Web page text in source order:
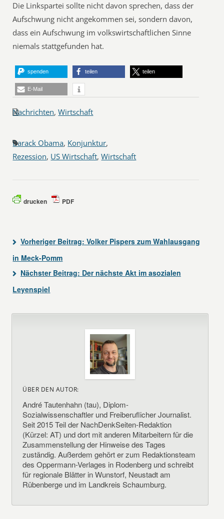
Die Linkspartei sollte nicht davon sprechen, dass der
Aufschwung nicht angekommen sei, sondern davon,
dass ein Aufschwung im volkswirtschaftlichen Sinne
niemals stattgefunden hat.
spenden teilen teilen
E-Mail
Nachrichten,Wirtschaft
Barack Obama, Konjunktur,
Rezession, US Wirtschaft,Wirtschaft
drucken PDF
Vorheriger Beitrag: Volker Pispers zum Wahlausgang
in Meck-Pomm
Nächster Beitrag: Der nächste Akt im asozialen
Leyenspiel
ÜBER DEN AUTOR:
André Tautenhahn (tau), Diplom-
Sozialwissenschaftler und Freiberuflicher Journalist.
Seit 2015 Teil der NachDenkSeiten-Redaktion
(Kürzel: AT) und dort mit anderen Mitarbeitern für die
Zusammenstellung der Hinweise des Tages
zuständig. Außerdem gehört er zum Redaktionsteam
des Oppermann-Verlages in Rodenberg und schreibt
für regionale Blätter in Wunstorf, Neustadt am
Rübenberge und im Landkreis Schaumburg.